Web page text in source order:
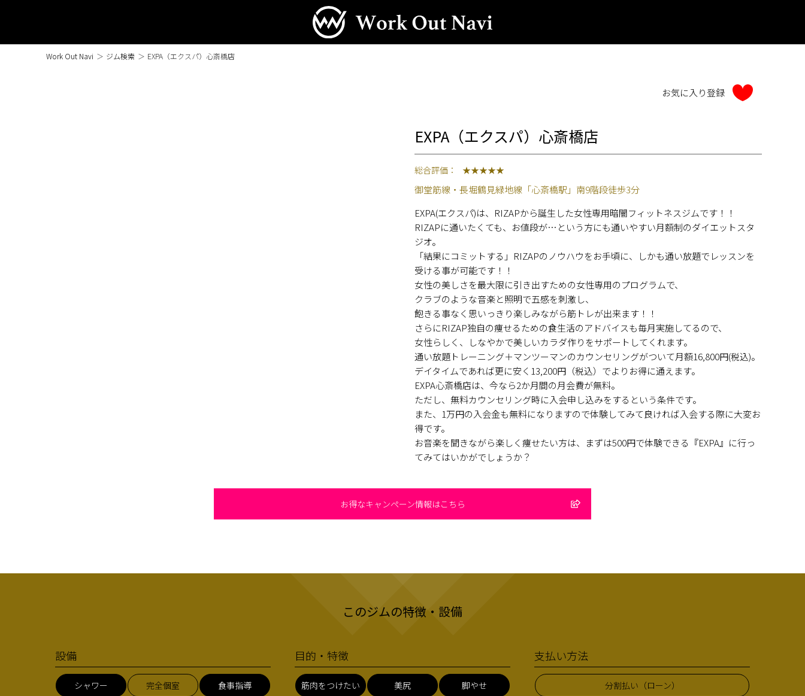
Work Out Navi ＞ ジム検索 ＞ EXPA（エクスパ）心斎橋店
EXPA（エクスパ）心斎橋店
総合評価： ★★★★★
御堂筋線・長堀鶴見緑地線「心斎橋駅」南9階段徒歩3分
EXPA(エクスパ)は、RIZAPから誕生した女性専用暗闇フィットネスジムです！！
RIZAPに通いたくても、お値段が…という方にも通いやすい月額制のダイエットスタ
ジオ。
「結果にコミットする」RIZAPのノウハウをお手頃に、しかも通い放題でレッスンを
受ける事が可能です！！
女性の美しさを最大限に引き出すための女性専用のプログラムで、
クラブのような音楽と照明で五感を刺激し、
飽きる事なく思いっきり楽しみながら筋トレが出来ます！！
さらにRIZAP独自の痩せるための食生活のアドバイスも毎月実施してるので、
女性らしく、しなやかで美しいカラダ作りをサポートしてくれます。
通い放題トレーニング＋マンツーマンのカウンセリングがついて月額16,800円(税込)。
デイタイムであれば更に安く13,200円（税込）でよりお得に通えます。
EXPA心斎橋店は、今なら2か月間の月会費が無料。
ただし、無料カウンセリング時に入会申し込みをするという条件です。
また、1万円の入会金も無料になりますので体験してみて良ければ入会する際に大変お
得です。
お音楽を聞きながら楽しく痩せたい方は、まずは500円で体験できる『EXPA』に行っ
てみてはいかがでしょうか？
お得なキャンペーン情報はこちら
このジムの特徴・設備
設備
シャワー 完全個室 食事指導
目的・特徴
筋肉をつけたい 美尻 脚やせ
支払い方法
分割払い（ローン）